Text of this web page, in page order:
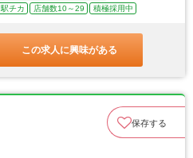
駅チカ 店舗数10～29 積極採用中
この求人に興味がある
保存する